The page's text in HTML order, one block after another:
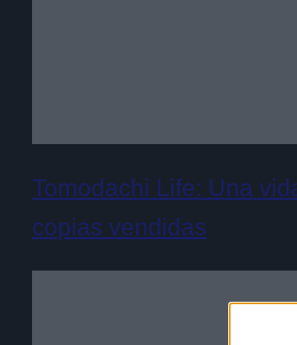
Tomodachi Life: Una
copias vendidas